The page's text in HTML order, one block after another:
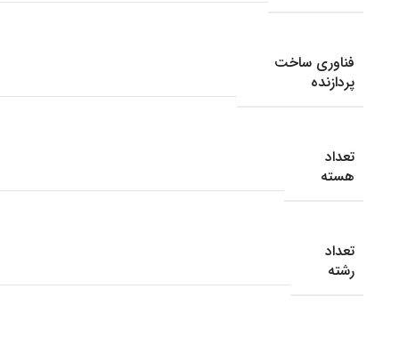
فناوری ساخت
پردازنده
تعداد
هسته
تعداد
رشته